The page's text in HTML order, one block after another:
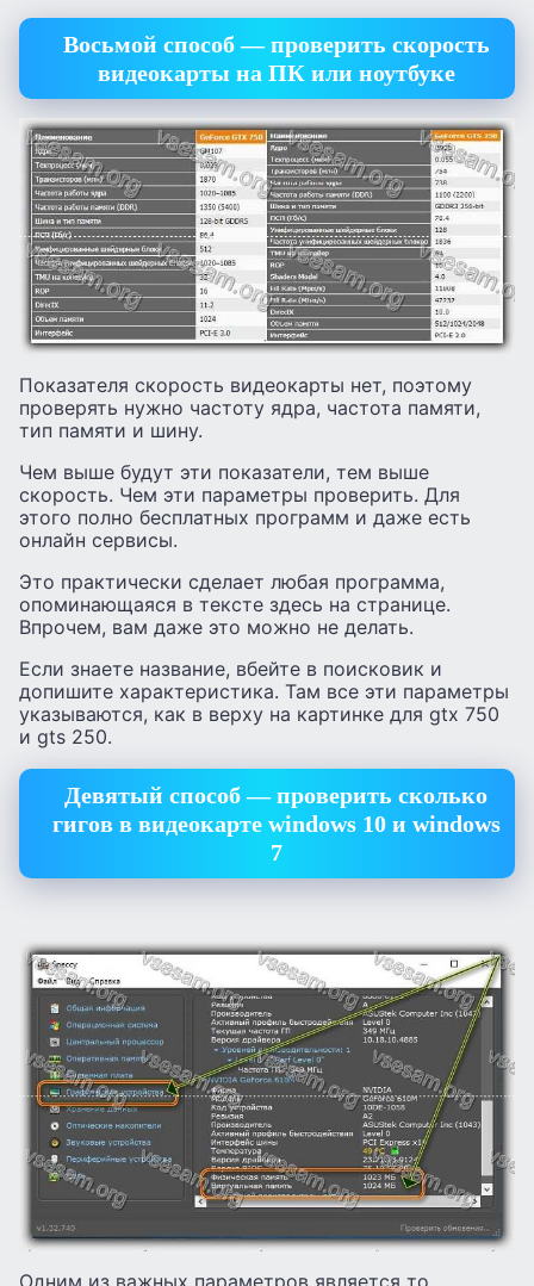
Восьмой способ — проверить скорость
видеокарты на ПК или ноутбуке
Показателя скорость видеокарты нет, поэтому
проверять нужно частоту ядра, частота памяти,
тип памяти и шину.
Чем выше будут эти показатели, тем выше
скорость. Чем эти параметры проверить. Для
этого полно бесплатных программ и даже есть
онлайн сервисы.
Это практически сделает любая программа,
опоминающаяся в тексте здесь на странице.
Впрочем, вам даже это можно не делать.
Если знаете название, вбейте в поисковик и
допишите характеристика. Там все эти параметры
указываются, как в верху на картинке для gtx 750
и gts 250.
Девятый способ — проверить сколько
гигов в видеокарте windows 10 и windows
7